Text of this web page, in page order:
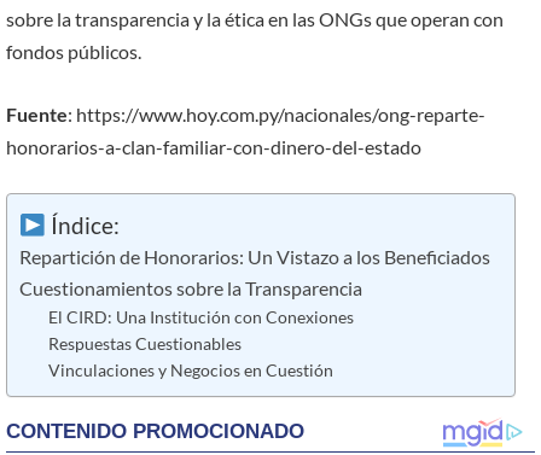
sobre la transparencia y la ética en las ONGs que operan con
fondos públicos.
Fuente: https://www.hoy.com.py/nacionales/ong-reparte-
honorarios-a-clan-familiar-con-dinero-del-estado
Índice:
Repartición de Honorarios: Un Vistazo a los Beneficiados
Cuestionamientos sobre la Transparencia
El CIRD: Una Institución con Conexiones
Respuestas Cuestionables
Vinculaciones y Negocios en Cuestión